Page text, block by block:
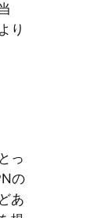
り
っ
の
あ